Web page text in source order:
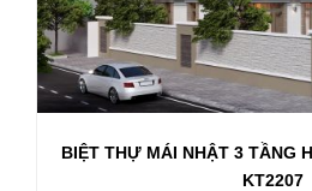
BIỆT THỰ MÁI NHẬT 3 TẦNG
KT2207